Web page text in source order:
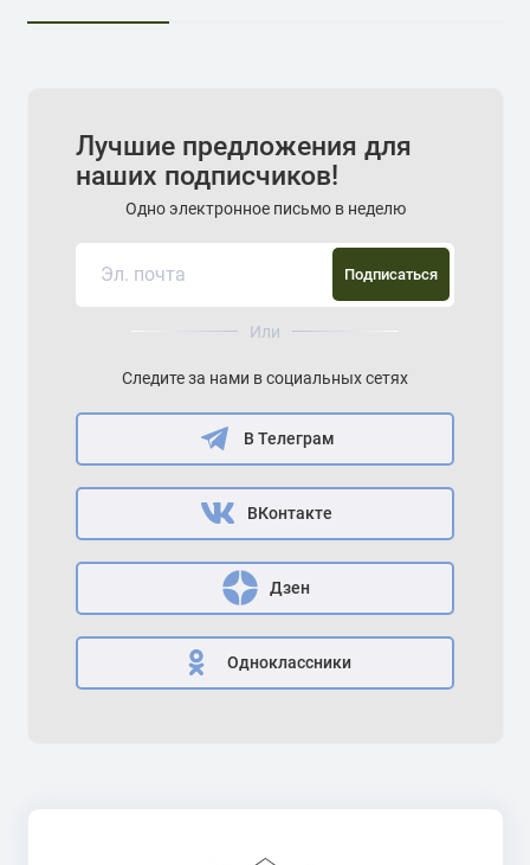
Лучшие предложения для
наших подписчиков!
Одно электронное письмо в неделю
Подписаться
Или
Следите за нами в социальных сетях
В Телеграм
ВКонтакте
Дзен
Одноклассники